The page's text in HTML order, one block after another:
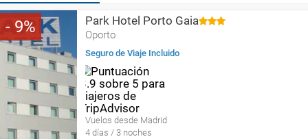
9 Park Hotel Porto Gaia
Oporto
Seguro de Viaje Incluido
Vuelos desde Madrid
4 días / 3 noches